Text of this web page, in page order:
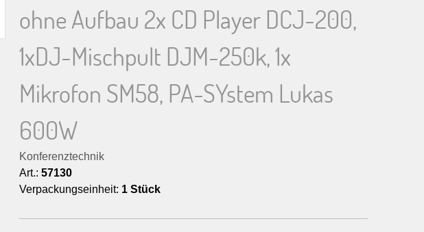
ohne Aufbau 2x CD Player DCJ-200,
1xDJ-Mischpult DJM-250k, 1x
Mikrofon SM58, PA-SYstem Lukas
600W
Konferenztechnik
Art.: 57130
Verpackungseinheit: 1 Stück